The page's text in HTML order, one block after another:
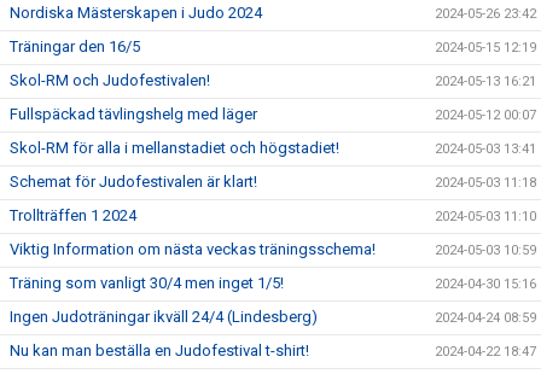
Nordiska Mästerskapen i Judo 2024 2024-05-26 23:42
Träningar den 16/5 2024-05-15 12:19
Skol-RM och Judofestivalen! 2024-05-13 16:21
Fullspäckad tävlingshelg med läger 2024-05-12 00:07
Skol-RM för alla i mellanstadiet och högstadiet! 2024-05-03 13:41
Schemat för Judofestivalen är klart! 2024-05-03 11:18
Trollträffen 1 2024 2024-05-03 11:10
Viktig Information om nästa veckas träningsschema! 2024-05-03 10:59
Träning som vanligt 30/4 men inget 1/5! 2024-04-30 15:16
Ingen Judoträningar ikväll 24/4 (Lindesberg) 2024-04-24 08:59
Nu kan man beställa en Judofestival t-shirt! 2024-04-22 18:47